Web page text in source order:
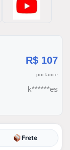
R$ 107
por lance
k******es
Frete